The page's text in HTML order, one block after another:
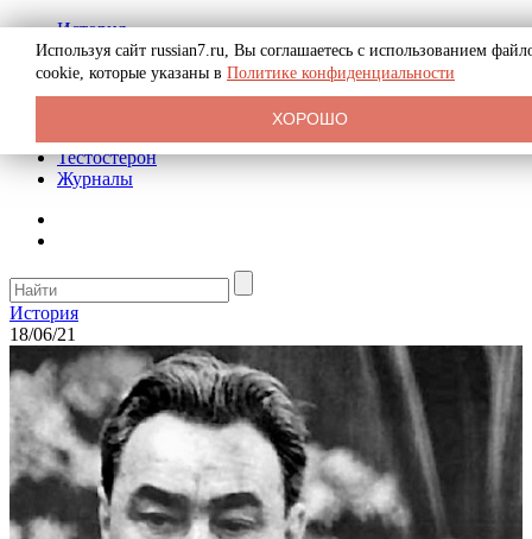
История
Биография
Криминал
Реклама на сайте
Тестостерон
Журналы
История
18/06/21
Используя сайт russian7.ru, Вы соглашаетесь с использованием
cookie, которые указаны в Политике конфиденциальности
ХОРОШО